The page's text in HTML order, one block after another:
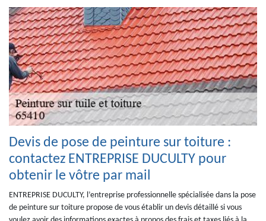
Devis de pose de peinture sur toiture :
contactez ENTREPRISE DUCULTY pour
obtenir le vôtre par mail
ENTREPRISE DUCULTY, l’entreprise professionnelle spécialisée dans la pose
de peinture sur toiture propose de vous établir un devis détaillé si vous